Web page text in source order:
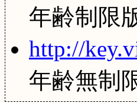
年齢制限
http://
年齢無制